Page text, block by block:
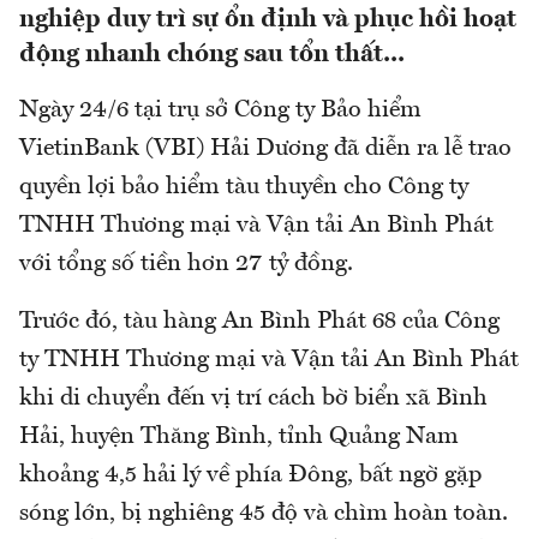
nghiệp duy trì sự ổn định và phục hồi hoạt
động nhanh chóng sau tổn thất...
Ngày 24/6 tại trụ sở Công ty Bảo hiểm
VietinBank (VBI) Hải Dương đã diễn ra lễ trao
quyền lợi bảo hiểm tàu thuyền cho Công ty
TNHH Thương mại và Vận tải An Bình Phát
với tổng số tiền hơn 27 tỷ đồng.
Trước đó, tàu hàng An Bình Phát 68 của Công
ty TNHH Thương mại và Vận tải An Bình Phát
khi di chuyển đến vị trí cách bờ biển xã Bình
Hải, huyện Thăng Bình, tỉnh Quảng Nam
khoảng 4,5 hải lý về phía Đông, bất ngờ gặp
sóng lớn, bị nghiêng 45 độ và chìm hoàn toàn.